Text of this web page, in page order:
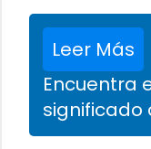
Leer Más
Encuentra
significado